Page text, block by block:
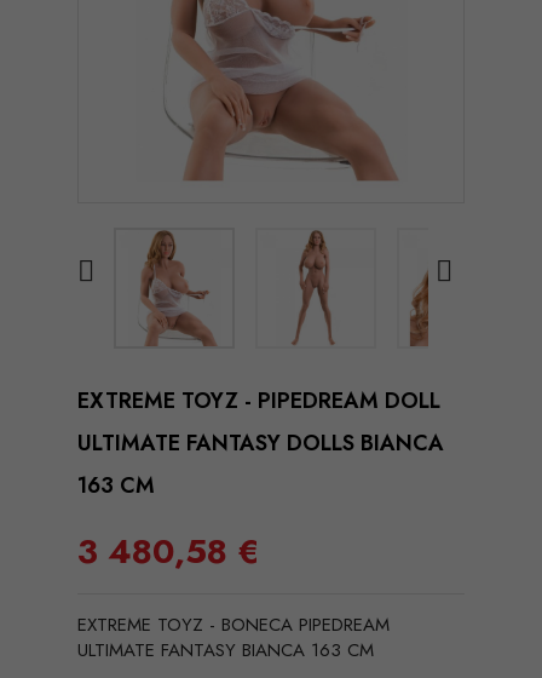
 
EXTREME TOYZ - PIPEDREAM DOLL
ULTIMATE FANTASY DOLLS BIANCA
163 CM
3 480,58 €
EXTREME TOYZ - BONECA PIPEDREAM
ULTIMATE FANTASY BIANCA 163 CM